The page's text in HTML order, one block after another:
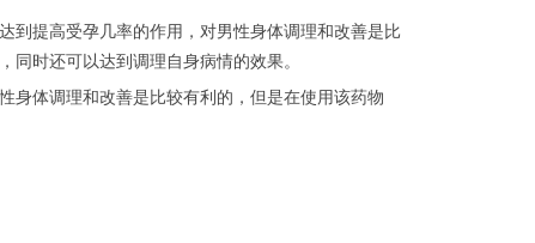
到提高受孕几率的作用，对男性身体调理和改善是比
时还可以达到调理自身病情的效果。
身体调理和改善是比较有利的，但是在使用该药物